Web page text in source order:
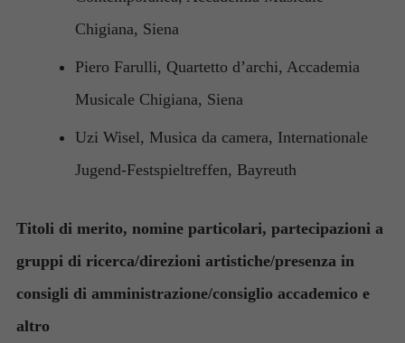
Chigiana, Siena
Piero Farulli, Quartetto d’archi, Accademia
Musicale Chigiana, Siena
Uzi Wisel, Musica da camera, Internationale
Jugend-Festspieltreffen, Bayreuth
Titoli di merito, nomine particolari, partecipazioni a
gruppi di ricerca/direzioni artistiche/presenza in
consigli di amministrazione/consiglio accademico e
altro